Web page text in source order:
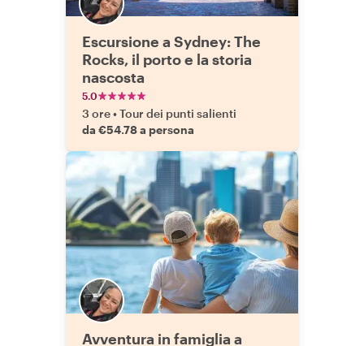
Escursione a Sydney: The
Rocks, il porto e la storia
nascosta
5.0
3 ore•Tour dei punti salienti
da €54.78 a persona
Avventura in famiglia a